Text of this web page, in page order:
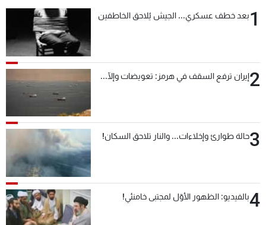
1بعد خطف عسكري... الجيش يُلاحق الخاطفين
2إيران ترفع السقف في هرمز: تعويضات وإلّا...
3حالة طوارئ وإخلاءات... والنار تلاحق السكان!
4بالفيديو: الظهور الأوّل لمجتبى خامنئي!